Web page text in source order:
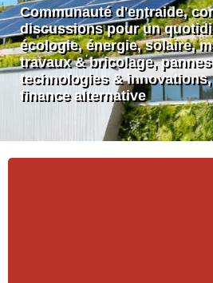
Communauté d'entraide,
discussions pour un
écologie, énergie, solaire,
travaux & bricolage,
technologies &
finance alternative